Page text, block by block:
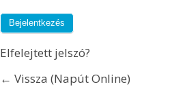
Elfelejtett jelszó?
← Vissza (Napút Online)